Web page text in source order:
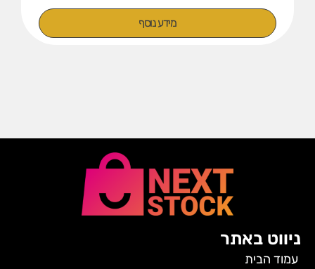
מידע נוסף
ניווט באתר
עמוד הבית